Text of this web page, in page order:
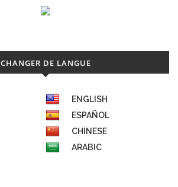
CHANGER DE LANGUE
ENGLISH
ESPAÑOL
CHINESE
ARABIC